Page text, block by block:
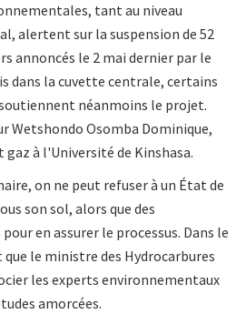
tant au niveau
alertent sur la suspension de 52
annoncés le 2 mai dernier par le
dans la cuvette centrale, certains
néanmoins le projet.
Wetshondo Osomba Dominique,
à l'Université de Kinshasa.
on ne peut refuser à un État de
son sol, alors que des
en assurer le processus. Dans le
le ministre des Hydrocarbures
les experts environnementaux
amorcées.